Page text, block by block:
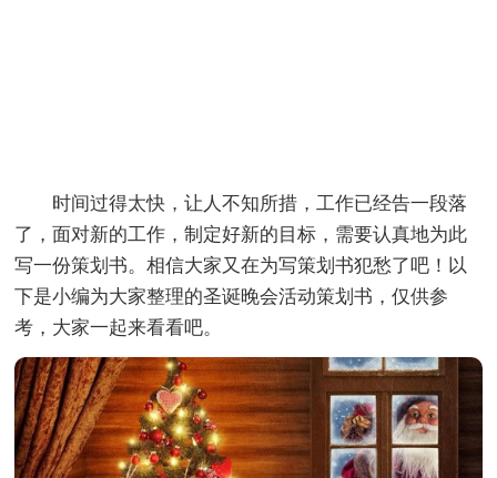
时间过得太快，让人不知所措，工作已经告一段落
了，面对新的工作，制定好新的目标，需要认真地为此
写一份策划书。相信大家又在为写策划书犯愁了吧！以
下是小编为大家整理的圣诞晚会活动策划书，仅供参
考，大家一起来看看吧。